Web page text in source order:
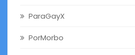
ParaGayX
PorMorbo